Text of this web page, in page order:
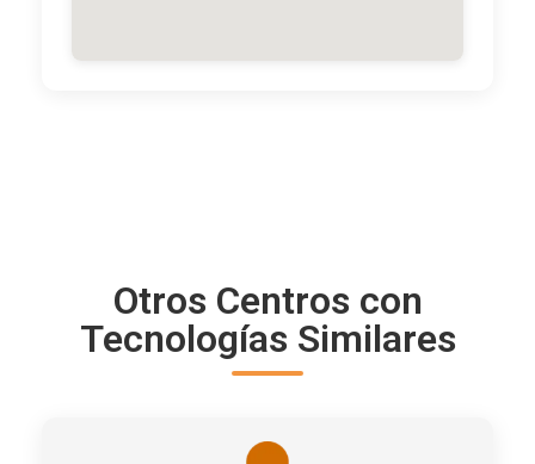
Otros Centros con
Tecnologías Similares